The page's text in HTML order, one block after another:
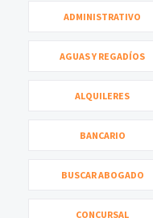
ADMINISTRATIVO
AGUAS Y REGADÍOS
ALQUILERES
BANCARIO
BUSCAR ABOGADO
CONCURSAL